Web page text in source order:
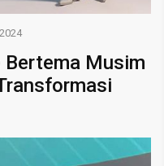
Bertema Musim